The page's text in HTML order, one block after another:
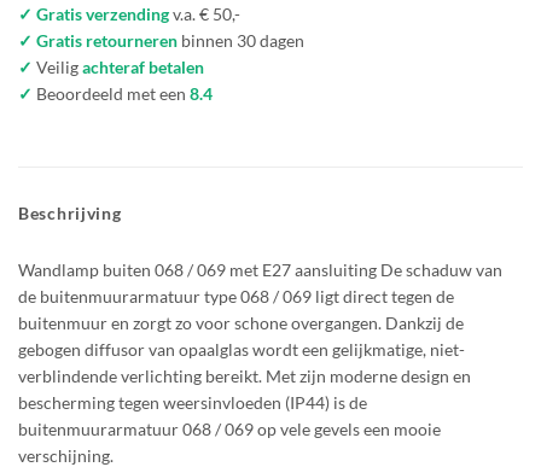
✓ Gratis verzendingv.a. € 50,-
✓ Gratis retourneren binnen 30 dagen
✓ Veiligachteraf betalen
✓ Beoordeeld met een 8.4
Beschrijving
Wandlamp buiten 068 / 069 met E27 aansluiting De schaduw van
de buitenmuurarmatuur type 068 / 069 ligt direct tegen de
buitenmuur en zorgt zo voor schone overgangen. Dankzij de
gebogen diffusor van opaalglas wordt een gelijkmatige, niet-
verblindende verlichting bereikt. Met zijn moderne design en
bescherming tegen weersinvloeden (IP44) is de
buitenmuurarmatuur 068 / 069 op vele gevels een mooie
verschijning.